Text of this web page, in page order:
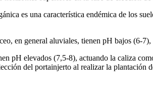
es una característica endémica de los
en general aluviales, tienen pH bajos (6-
pH elevados (7,5-8), actuando la caliza
del portainjerto al realizar la plantación